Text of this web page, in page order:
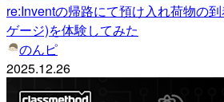
re:Inventの帰路にて預け入れ荷物の
ゲージ)を体験してみた
のんピ
2025.12.26